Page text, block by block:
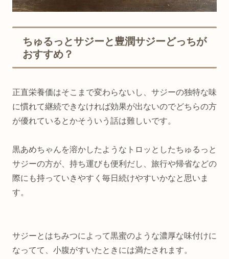
ちゅるっとサジーと豊潤サジーどっちが
おすすめ？
正直栄養価はそこまで変わらないし、サジーの独特な味
に慣れて継続できなければ効果が出ないのでどちらの方
が優れているとかそういう話は難しいです。
黒あめちゃんを溶かしたようなトロッとしたちゅるっと
サジーの方が、持ち運びも便利だし、旅行や帰省などの
際にも持っていきやすく毎日続けやすいかなと思いま
す。
サジーとはちみつによって黒蜜のような濃厚な味付けに
なってて、小腹がすいたときには満たされます。